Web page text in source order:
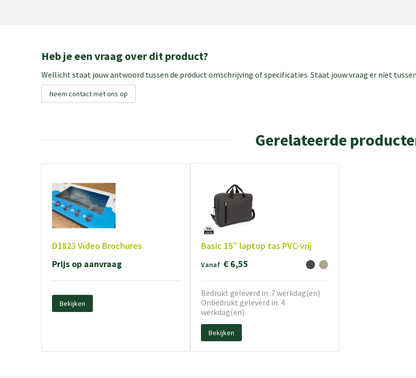
Heb je een vraag over dit product?
Wellicht staat jouw antwoord tussen de product omschrijving of specificaties. Staat jouw vraag er niet
Neem contact met ons op
Gerelateerde
D1823 Video Brochures
Prijs op aanvraag
Bekijken
Basic 15” laptop tas PVC-vrij
Vanaf € 6,55
Bedrukt geleverd in: 7 werkdag(en)
Onbedrukt geleverd in: 4
werkdag(en)
Bekijken